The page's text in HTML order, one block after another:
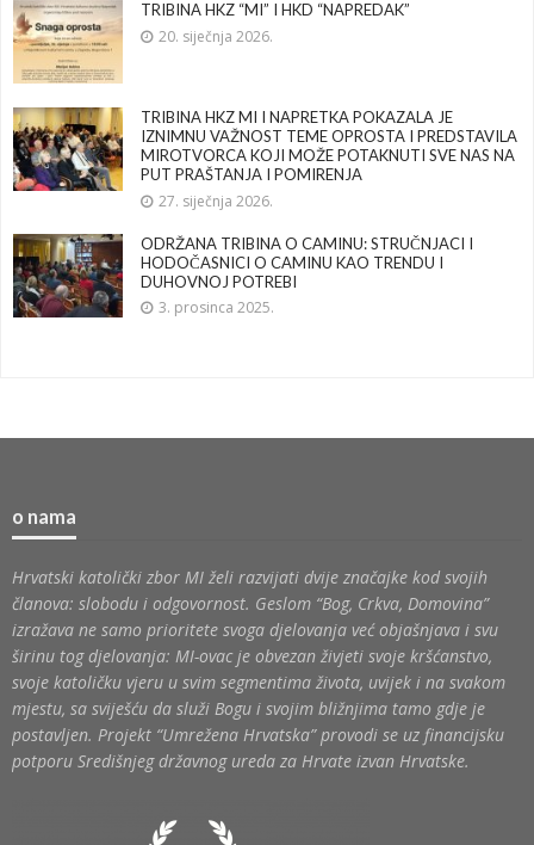
TRIBINA HKZ “MI” I HKD “NAPREDAK”
20. siječnja 2026.
TRIBINA HKZ MI I NAPRETKA POKAZALA JE
IZNIMNU VAŽNOST TEME OPROSTA I PREDSTAVILA
MIROTVORCA KOJI MOŽE POTAKNUTI SVE NAS NA
PUT PRAŠTANJA I POMIRENJA
27. siječnja 2026.
ODRŽANA TRIBINA O CAMINU: STRUČNJACI I
HODOČASNICI O CAMINU KAO TRENDU I
DUHOVNOJ POTREBI
3. prosinca 2025.
o nama
Hrvatski katolički zbor MI želi razvijati dvije značajke kod svojih
članova: slobodu i odgovornost. Geslom “Bog, Crkva, Domovina”
izražava ne samo prioritete svoga djelovanja već objašnjava i svu
širinu tog djelovanja: MI-ovac je obvezan živjeti svoje kršćanstvo,
svoje katoličku vjeru u svim segmentima života, uvijek i na svakom
mjestu, sa sviješću da služi Bogu i svojim bližnjima tamo gdje je
postavljen. Projekt “Umrežena Hrvatska” provodi se uz financijsku
potporu Središnjeg državnog ureda za Hrvate izvan Hrvatske.